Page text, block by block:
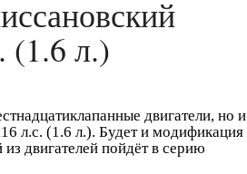
(1.6 л.)
двигатели, но и
л.с. (1.6 л.). Будет и модификация
двигателей пойдёт в серию